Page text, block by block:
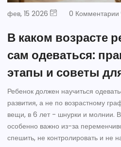
фев, 15 2026 0 Комментарии
В каком возрасте
сам одеваться:
этапы и советы
Ребенок должен научиться
развития, а не по возрастному
вещи, в 6 лет - шнурки и молнии.
особенно важно из-за
спешить, не контролировать и не